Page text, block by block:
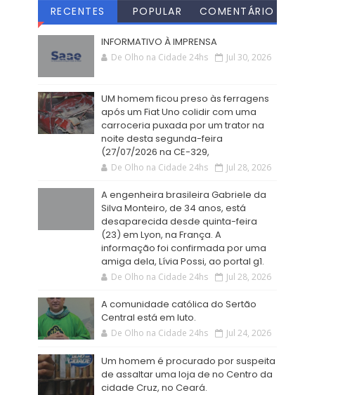
RECENTES POPULAR
COMENTÁRIO
INFORMATIVO À IMPRENSA
De Olho na Cidade 24hs Jul 30, 2026
UM homem ficou preso às ferragens
após um Fiat Uno colidir com uma
carroceria puxada por um trator na
noite desta segunda-feira
(27/07/2026 na CE-329,
De Olho na Cidade 24hs Jul 28, 2026
A engenheira brasileira Gabriele da
Silva Monteiro, de 34 anos, está
desaparecida desde quinta-feira
(23) em Lyon, na França. A
informação foi confirmada por uma
amiga dela, Lívia Possi, ao portal g1.
De Olho na Cidade 24hs Jul 28, 2026
A comunidade católica do Sertão
Central está em luto.
De Olho na Cidade 24hs Jul 24, 2026
Um homem é procurado por suspeita
de assaltar uma loja de no Centro da
cidade Cruz, no Ceará.